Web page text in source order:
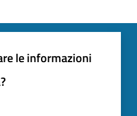
le informazioni